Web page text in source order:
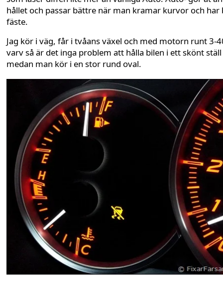
hållet och passar bättre när man kramar kurvor och har
fäste.
Jag kör i väg, får i tvåans växel och med motorn runt 3-
varv så är det inga problem att hålla bilen i ett skönt ställ
medan man kör i en stor rund oval.